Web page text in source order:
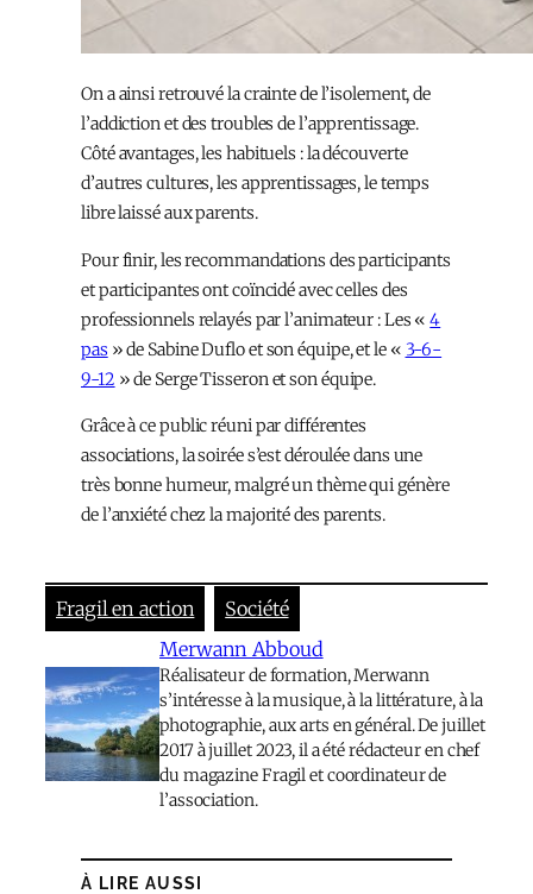
On a ainsi retrouvé la crainte de l’isolement, de
l’addiction et des troubles de l’apprentissage.
Côté avantages, les habituels : la découverte
d’autres cultures, les apprentissages, le temps
libre laissé aux parents.
Pour finir, les recommandations des participants
et participantes ont coïncidé avec celles des
professionnels relayés par l’animateur : Les «4
pas » de Sabine Duflo et son équipe, et le « 3-6-
9-12 » de Serge Tisseron et son équipe.
Grâce à ce public réuni par différentes
associations, la soirée s’est déroulée dans une
très bonne humeur, malgré un thème qui génère
de l’anxiété chez la majorité des parents.
Fragil en action
Société
Merwann Abboud
Réalisateur de formation, Merwann
s’intéresse à la musique, à la littérature, à la
photographie, aux arts en général. De juillet
2017 à juillet 2023, il a été rédacteur en chef
du magazine Fragil et coordinateur de
l’association.
À LIRE AUSSI